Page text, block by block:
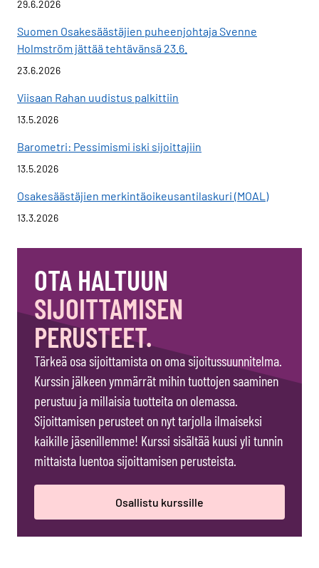
29.6.2026
Suomen Osakesäästäjien puheenjohtaja Svenne
Holmström jättää tehtävänsä 23.6.
23.6.2026
Viisaan Rahan uudistus palkittiin
13.5.2026
Barometri: Pessimismi iski sijoittajiin
13.5.2026
Osakesäästäjien merkintäoikeusantilaskuri (MOAL)
13.3.2026
OTA HALTUUN
SIJOITTAMISEN
PERUSTEET.
Tärkeä osa sijoittamista on oma sijoitussuunnitelma.
Kurssin jälkeen ymmärrät mihin tuottojen saaminen
perustuu ja millaisia tuotteita on olemassa.
Sijoittamisen perusteet on nyt tarjolla ilmaiseksi
kaikille jäsenillemme! Kurssi sisältää kuusi yli tunnin
mittaista luentoa sijoittamisen perusteista.
Osallistu kurssille